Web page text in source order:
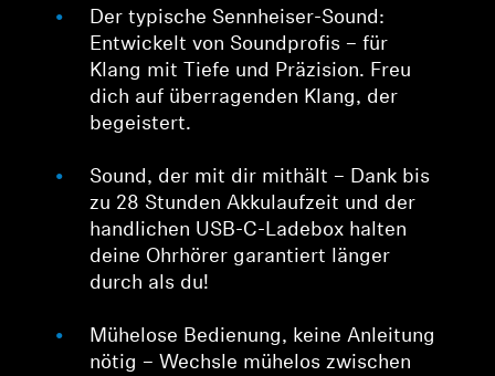
Der typische Sennheiser-Sound:
Entwickelt von Soundprofis – für
Klang mit Tiefe und Präzision. Freu
dich auf überragenden Klang, der
begeistert.
Sound, der mit dir mithält – Dank bis
zu 28 Stunden Akkulaufzeit und der
handlichen USB-C-Ladebox halten
deine Ohrhörer garantiert länger
durch als du!
Mühelose Bedienung, keine Anleitung
nötig – Wechsle mühelos zwischen